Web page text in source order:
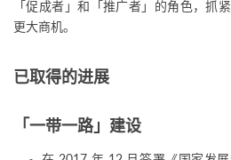
「促成者」和「推广者」的角色，抓
更大商机。
已取得的进展
「一带一路」建设